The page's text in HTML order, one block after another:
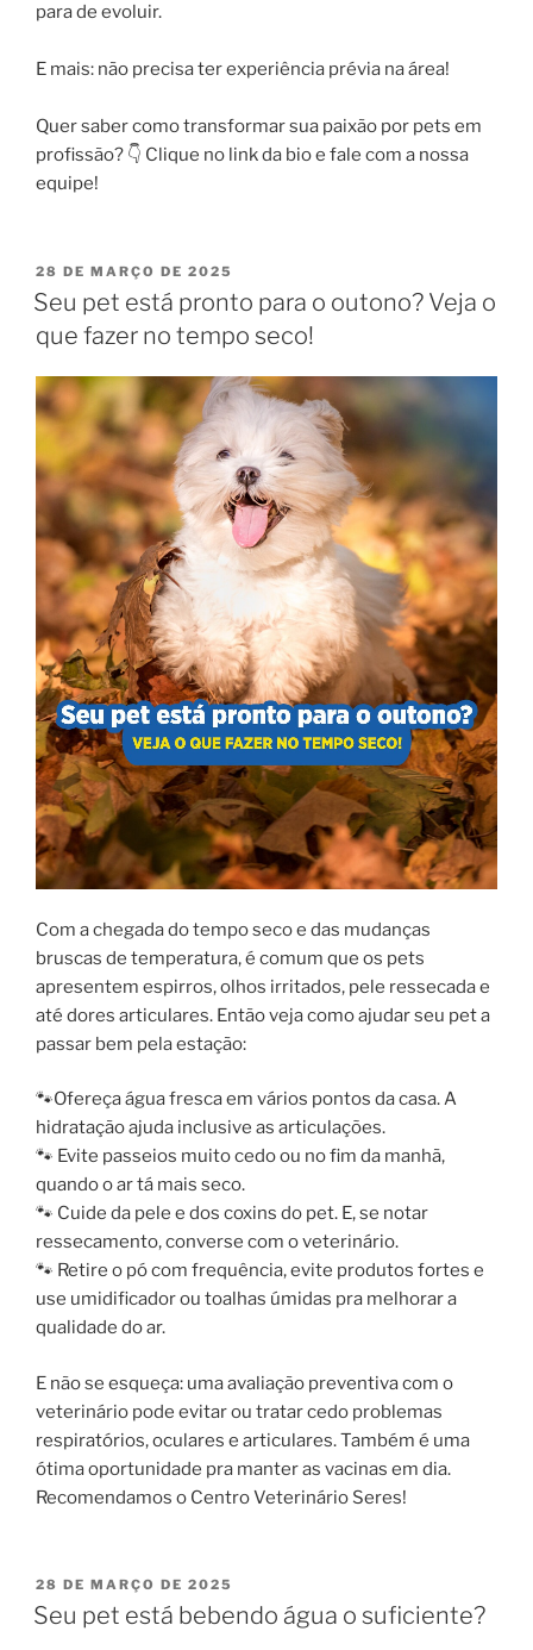
para de evoluir.
E mais: não precisa ter experiência prévia na área!
Quer saber como transformar sua paixão por pets em
profissão? 👇 Clique no link da bio e fale com a nossa
equipe!
28 DE MARÇO DE 2025
Seu pet está pronto para o outono? Veja o
que fazer no tempo seco!
Com a chegada do tempo seco e das mudanças
bruscas de temperatura, é comum que os pets
apresentem espirros, olhos irritados, pele ressecada e
até dores articulares. Então veja como ajudar seu pet a
passar bem pela estação:
🐾Ofereça água fresca em vários pontos da casa. A
hidratação ajuda inclusive as articulações.
🐾 Evite passeios muito cedo ou no fim da manhã,
quando o ar tá mais seco.
🐾 Cuide da pele e dos coxins do pet. E, se notar
ressecamento, converse com o veterinário.
🐾 Retire o pó com frequência, evite produtos fortes e
use umidificador ou toalhas úmidas pra melhorar a
qualidade do ar.
E não se esqueça: uma avaliação preventiva com o
veterinário pode evitar ou tratar cedo problemas
respiratórios, oculares e articulares. Também é uma
ótima oportunidade pra manter as vacinas em dia.
Recomendamos o Centro Veterinário Seres!
28 DE MARÇO DE 2025
Seu pet está bebendo água o suficiente?